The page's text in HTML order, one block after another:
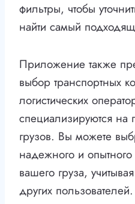
фильтры, чтобы
найти самый
Приложение также
выбор транспортных
логистических
специализируются на
грузов. Вы можете
надежного и
вашего груза,
других пользователей.